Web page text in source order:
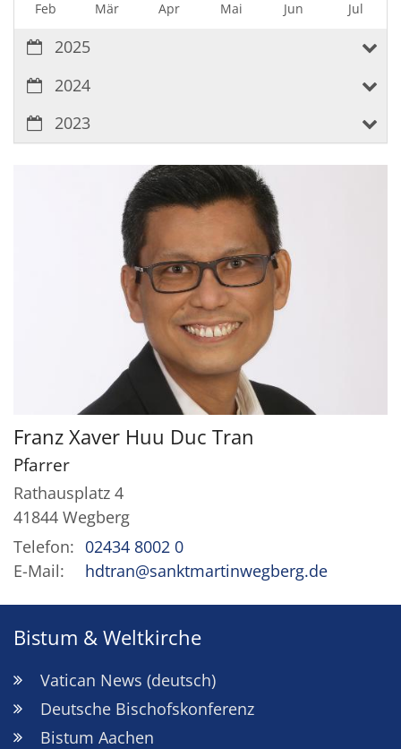
Feb Mär Apr Mai Jun Jul
2025
2024
2023
Franz Xaver Huu Duc Tran
Pfarrer
Rathausplatz 4
41844 Wegberg
Telefon: 02434 8002 0
E-Mail:
hdtran@sanktmartinwegberg.de
Bistum & Weltkirche
Vatican News (deutsch)
Deutsche Bischofskonferenz
Bistum Aachen